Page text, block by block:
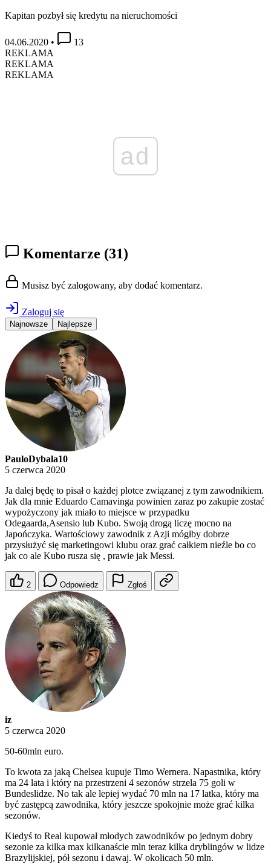
Kapitan pozbył się kredytu na nieruchomości
04.06.2020 •
13
REKLAMA
REKLAMA
REKLAMA
ad
Komentarze (31)
Musisz być zalogowany, aby dodać komentarz.
Zaloguj się
Najnowsze Najlepsze
PauloDybala10
5 czerwca 2020
Ja dalej będę to pisał o każdej plotce związanej z tym zawodnikiem.
Jak dla mnie Eduardo Camavinga powinien zaraz po zakupie zostać
wypożyczony jak miało to miejsce w przypadku
Odegaarda,Asensio lub Kubo. Swoją drogą liczę mocno na
Japończyka. Wartościowy zawodnik z Azji mógłby dobrze
przysłużyć się marketingowi klubu oraz grać całkiem nieźle bo co
jak co ale Kubo rusza się , prawie jak Messi.
2 Odpowiedz Zgłoś
iz
5 czerwca 2020
50-60mln euro.
To kwota za jaką Chelsea kupuje Timo Wernera. Napastnika, który
ma 24 lata i który na przestrzeni 4 sezonów strzela 75 goli w
Bundeslidze. No tak ale lepiej wydać 70 mln na 17 latka, który ma
być zastępcą zawodnika, który jeszcze spokojnie może grać kilka
sezonów.
Kiedyś to Real kupował młodych zawodników po jednym dobry
sezonie za kilka max kilkanaście mln teraz kilka dryblingów w lidze
Brazylijskiej, pół sezonu i dawaj. W okolicach 50 mln.